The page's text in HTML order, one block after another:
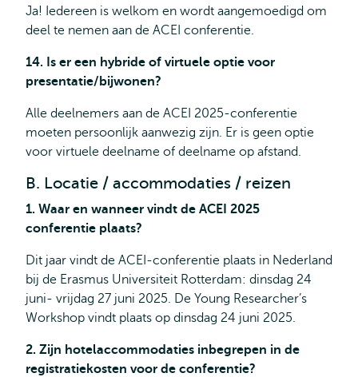
Ja! Iedereen is welkom en wordt aangemoedigd om
deel te nemen aan de ACEI conferentie.
14. Is er een hybride of virtuele optie voor
presentatie/bijwonen?
Alle deelnemers aan de ACEI 2025-conferentie
moeten persoonlijk aanwezig zijn. Er is geen optie
voor virtuele deelname of deelname op afstand.
B. Locatie / accommodaties / reizen
1. Waar en wanneer vindt de ACEI 2025
conferentie plaats?
Dit jaar vindt de ACEI-conferentie plaats in Nederland
bij de Erasmus Universiteit Rotterdam: dinsdag 24
juni- vrijdag 27 juni 2025. De Young Researcher’s
Workshop vindt plaats op dinsdag 24 juni 2025.
2. Zijn hotelaccommodaties inbegrepen in de
registratiekosten voor de conferentie?